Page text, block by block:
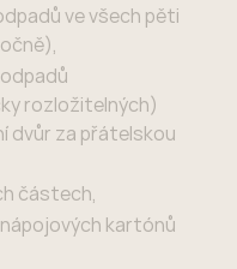
ve všech pěti
rozložitelných)
dvůr za přátelskou
částech,
kartónů